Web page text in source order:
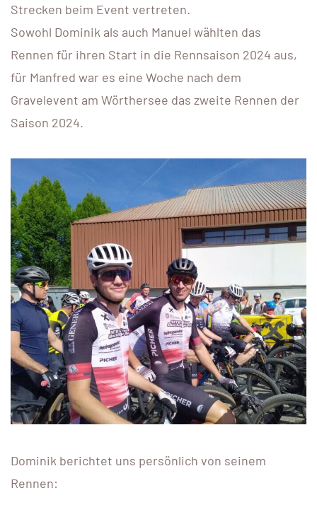
Strecken beim Event vertreten.
Sowohl Dominik als auch Manuel wählten das
Rennen für ihren Start in die Rennsaison 2024 aus,
für Manfred war es eine Woche nach dem
Gravelevent am Wörthersee das zweite Rennen der
Saison 2024.
Dominik berichtet uns persönlich von seinem
Rennen: